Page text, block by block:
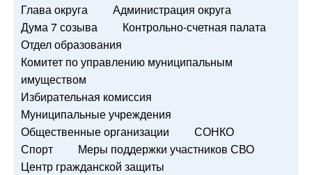
Глава округа
Администрация округа
Дума 7 созыва
Контрольно-счетная палата
Отдел образования
Комитет по управлению муниципальным
имуществом
Избирательная комиссия
Муниципальные учреждения
Общественные организации
СОНКО
Спорт
Меры поддержки участников СВО
Центр гражданской защиты